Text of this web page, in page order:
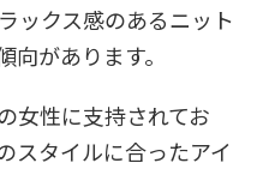
ックス感のあるニット
があります。
女性に支持されてお
スタイルに合ったアイ